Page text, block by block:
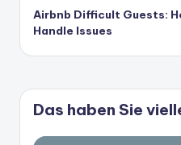
Airbnb Difficult Guests:
Handle Issues
Das haben Sie